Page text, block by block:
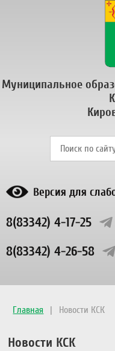
Муниципальное
Версия для
8(83342) 4-17-25
8(83342) 4-26-58
Главная | Новости КСК
Новости КСК